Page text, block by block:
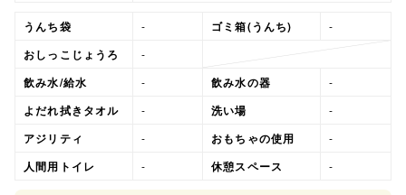
うんち袋 - ゴミ箱(うんち) -
おしっこじょうろ -
飲み水/給水 - 飲み水の器 -
よだれ拭きタオル - 洗い場 -
アジリティ - おもちゃの使用 -
人間用トイレ - 休憩スペース -